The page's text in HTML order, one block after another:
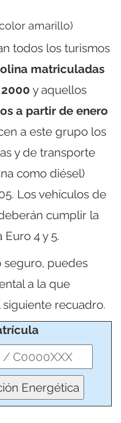
amarillo)
todos los turismos
matriculadas
y aquellos
a partir de enero
a este grupo los
y de transporte
como diésel)
Los vehículos de
cumplir la
Euro 4 y 5.
seguro, puedes
a la que
recuadro.